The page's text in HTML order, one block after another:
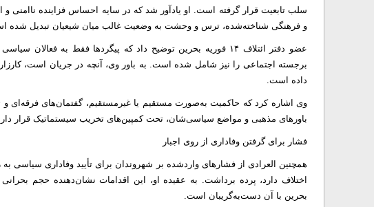
سلب تابعیت قرار گرفته است. او یادآور شد که در سایه احساس فزاینده ناامنی
و فرهنگی شناخته‌شده، ترس و وحشت به وضعیت غالب میان شیعیان تبدیل شده
عضو دفتر ائتلاف ۱۴ فوریه بحرین توضیح داد که پیگردها فقط به
برجسته اجتماعی را نیز شامل شده است. به باور وی، آنچه در جریان است،
داده است.
وی اشاره کرد که حاکمیت به‌صورت مستقیم یا غیرمستقیم، گفتمان‌های فرقه‌ای و
باورهای مذهبی و مواضع سیاسی‌شان، تحت کمپین‌های تخریب سیستماتیک قرار
فشار برای گرفتن وفاداری از روی اجبار
همچنین العرادی از فشارهای واردشده بر شهروندان برای تأیید وفاداری سیاسی
اختلاف دارد، پرده برداشت. به عقیده او، این اقدامات نشان‌دهنده حجم
بحرین با آن دست‌به‌گریبان است.